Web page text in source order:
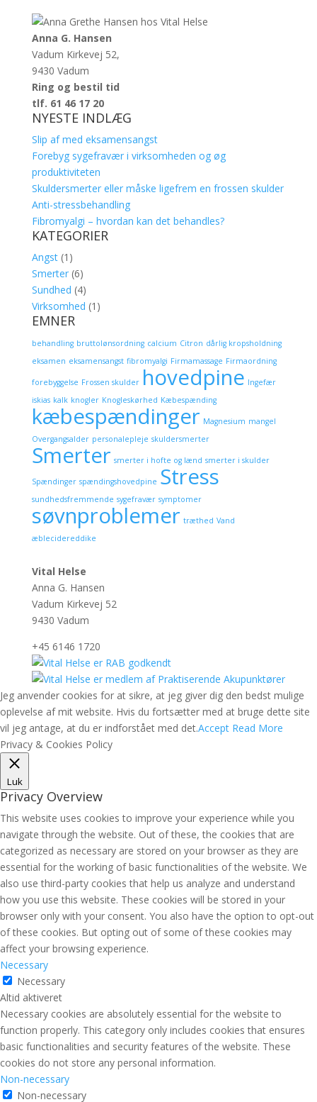
Anna G. Hansen
Vadum Kirkevej 52,
9430 Vadum
Ring og bestil tid
tlf. 61 46 17 20
NYESTE INDLÆG
Slip af med eksamensangst
Forebyg sygefravær i virksomheden og øg
produktiviteten
Skuldersmerter eller måske ligefrem en frossen skulder
Anti-stressbehandling
Fibromyalgi – hvordan kan det behandles?
KATEGORIER
Angst(1)
Smerter(6)
Sundhed (4)
Virksomhed (1)
EMNER
behandling bruttolønsordning calcium Citron dårlig kropsholdning
eksamen eksamensangst fibromyalgi Firmamassage Firmaordning
forebyggelse Frossen skulder hovedpine Ingefær
iskias kalk knogler Knogleskørhed Kæbespænding
kæbespændinger Magnesium mangel
Overgangsalder personalepleje skuldersmerter
Smerter smerter i hofte og lænd smerter i skulder
Spændinger spændingshovedpine Stress
sundhedsfremmende sygefravær symptomer
søvnproblemer træthed Vand
æblecidereddike
Vital Helse
Anna G. Hansen
Vadum Kirkevej 52
9430 Vadum
+45 6146 1720
Jeg anvender cookies for at sikre, at jeg giver dig den bedst mulige
oplevelse af mit website. Hvis du fortsætter med at bruge dette site
vil jeg antage, at du er indforstået med det.Accept Read More
Privacy & Cookies Policy
Luk
Privacy Overview
This website uses cookies to improve your experience while you
navigate through the website. Out of these, the cookies that are
categorized as necessary are stored on your browser as they are
essential for the working of basic functionalities of the website. We
also use third-party cookies that help us analyze and understand
how you use this website. These cookies will be stored in your
browser only with your consent. You also have the option to opt-out
of these cookies. But opting out of some of these cookies may
affect your browsing experience.
Necessary
Necessary
Altid aktiveret
Necessary cookies are absolutely essential for the website to
function properly. This category only includes cookies that ensures
basic functionalities and security features of the website. These
cookies do not store any personal information.
Non-necessary
Non-necessary